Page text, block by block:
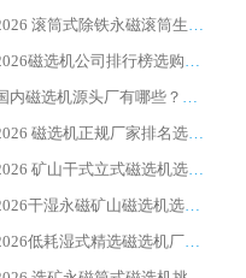
2026 滚筒式除铁永磁滚筒生产厂家推荐排名|行业口碑选购指南，领域强者源头厂商精选
2026磁选机公司排行榜选购指南|正规源头厂家推荐，领域强者高性价比靠谱信赖品牌
国内磁选机源头厂有哪些？2026 综合实力排名与采购避坑技巧
2026 磁选机正规厂家排名选购指南|行业口碑信赖品牌推荐性价比高靠谱磁电企业
2026 矿山干式立式磁选机选型攻略 梳理深耕磁电装备多年靠谱生产厂商
2026干湿永磁矿山磁选机选型攻略 优质生产厂家排名 选矿领域高口碑品牌推荐指南
2026低耗湿式精​选磁选机厂家怎么选?湿式精选磁选机供应商，行业认可度较高生产厂家华体会手机网页版-华体会(中国) 全面解析